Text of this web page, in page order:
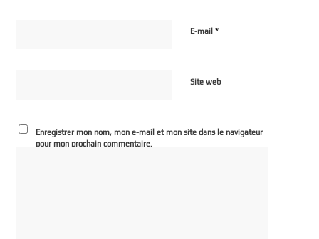
E-mail*
Site web
Enregistrer mon nom, mon e-mail et mon site dans le navigateur
pour mon prochain commentaire.